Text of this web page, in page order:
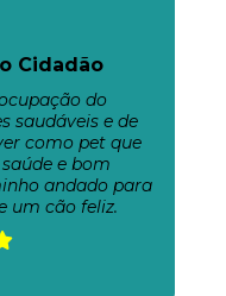
Cidadão
do
saudáveis e de
como pet que
e bom
andado para
um cão feliz.